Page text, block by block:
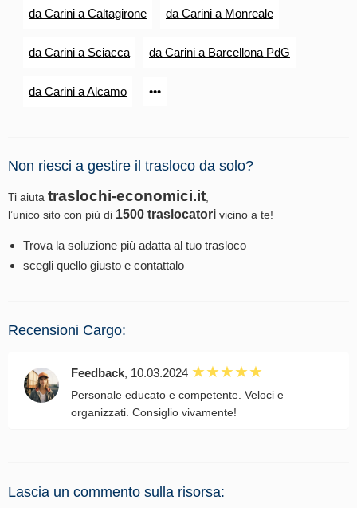
da Carini a Caltagirone da Carini a Monreale
da Carini a Sciacca da Carini a Barcellona PdG
da Carini a Alcamo •••
Non riesci a gestire il trasloco da solo?
Ti aiuta traslochi-economici.it
l’unico sito con più di 1500 traslocatori vicino a te!
Trova la soluzione più adatta al tuo trasloco
scegli quello giusto e contattalo
Recensioni Cargo:
Feedback, 10.03.2024
Personale educato e competente. Veloci e
organizzati. Consiglio vivamente!
Lascia un commento sulla risorsa: